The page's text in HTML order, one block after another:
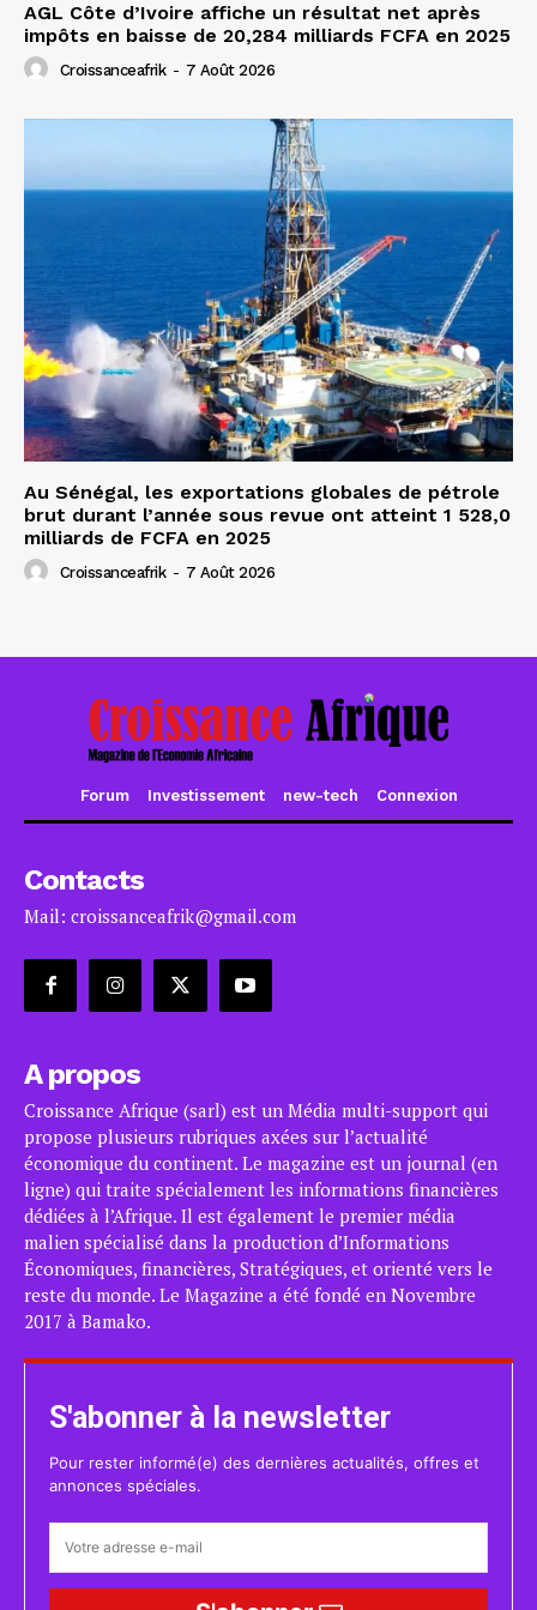
AGL Côte d’Ivoire affiche un résultat net après
impôts en baisse de 20,284 milliards FCFA en 2025
Croissanceafrik - 7 Août 2026
Au Sénégal, les exportations globales de pétrole
brut durant l’année sous revue ont atteint 1 528,0
milliards de FCFA en 2025
Croissanceafrik - 7 Août 2026
Forum Investissement new-tech Connexion
Contacts
Mail: croissanceafrik@gmail.com
A propos
Croissance Afrique (sarl) est un Média multi-support qui
propose plusieurs rubriques axées sur l’actualité
économique du continent. Le magazine est un journal (en
ligne) qui traite spécialement les informations financières
dédiées à l’Afrique. Il est également le premier média
malien spécialisé dans la production d’Informations
Économiques, financières, Stratégiques, et orienté vers le
reste du monde. Le Magazine a été fondé en Novembre
2017 à Bamako.
S'abonner à la newsletter
Pour rester informé(e) des dernières actualités, offres et
annonces spéciales.